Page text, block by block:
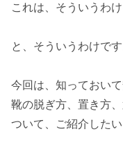
これは、そういうわ
と、そういうわけです
今回は、 知っておい
靴の脱ぎ方、置き方
ついて
、ご紹介した